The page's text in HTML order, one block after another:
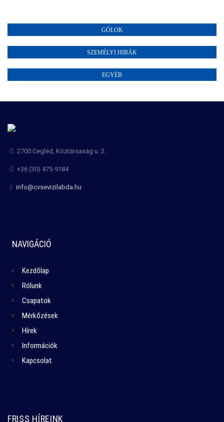
GÓLOK
SZEMÉLYI HIBÁK
EGYÉB
2700 Cegléd, Köztársaság u. 2.
+36 (30) 475-9184
info@cvsevizilabda.hu
NAVIGÁCIÓ
Kezdőlap
Rólunk
Csapatok
Mérkőzések
Hírek
Információk
Kapcsolat
FRISS HÍREINK